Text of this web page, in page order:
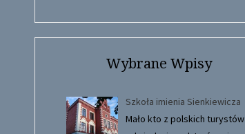
Wybrane Wpisy
Szkoła imienia Sienkiewicza
Mało kto z polskich turystów